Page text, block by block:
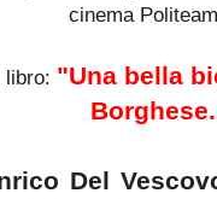
cinema
libro: "Una bella
Borghese.
Del